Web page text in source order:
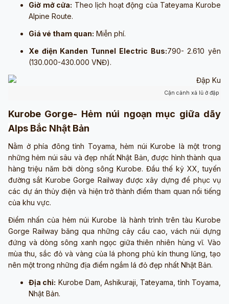
Giờ mở cửa: Theo lịch hoạt động của Tateyama Kurobe
Alpine Route.
Giá vé tham quan: Miễn phí.
Xe điện Kanden Tunnel Electric Bus:790- 2.610 yên
(130.000-430.000 VNĐ).
Cận cảnh xả lũ ở đập (
Kurobe Gorge- Hẻm núi ngoạn mục giữa dãy
Alps Bắc Nhật Bản
Nằm ở phía đông tỉnh Toyama, hẻm núi Kurobe là một trong
những hẻm núi sâu và đẹp nhất Nhật Bản, được hình thành qua
hàng triệu năm bởi dòng sông Kurobe. Đầu thế kỷ XX, tuyến
đường sắt Kurobe Gorge Railway được xây dựng để phục vụ
các dự án thủy điện và hiện trở thành điểm tham quan nổi tiếng
của khu vực.
Điểm nhấn của hẻm núi Kurobe là hành trình trên tàu Kurobe
Gorge Railway băng qua những cây cầu cao, vách núi dựng
đứng và dòng sông xanh ngọc giữa thiên nhiên hùng vĩ. Vào
mùa thu, sắc đỏ và vàng của lá phong phủ kín thung lũng, tạo
nên một trong những địa điểm ngắm lá đỏ đẹp nhất Nhật Bản.
Địa chỉ: Kurobe Dam, Ashikuraji, Tateyama, tỉnh Toyama,
Nhật Bản.